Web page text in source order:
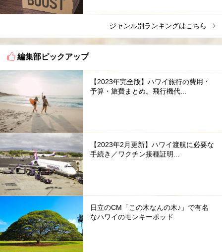
ジャンル別ランキングはこちら
編集部ピックアップ
【2023年完全版】ハワイ旅行の費用・
予算・旅費まとめ。飛行機代...
【2023年2月更新】ハワイ渡航に必要な
手続き／ワクチン接種証明...
日立のCM「この木なんの木♪」で有名
なハワイのモンキーポッド